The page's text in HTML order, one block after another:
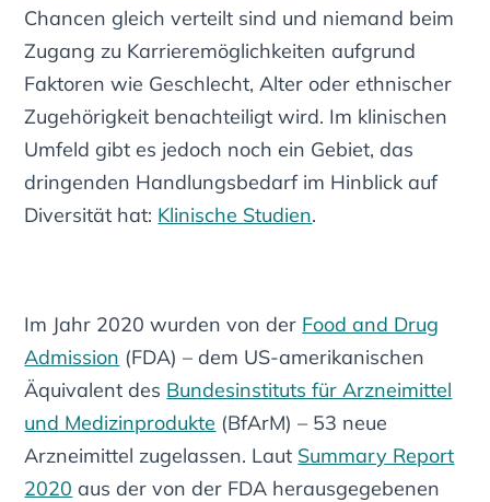
Chancen gleich verteilt sind und niemand beim
Zugang zu Karrieremöglichkeiten aufgrund
Faktoren wie Geschlecht, Alter oder ethnischer
Zugehörigkeit benachteiligt wird. Im klinischen
Umfeld gibt es jedoch noch ein Gebiet, das
dringenden Handlungsbedarf im Hinblick auf
Diversität hat: Klinische Studien.
Im Jahr 2020 wurden von der Food and Drug
Admission (FDA) – dem US-amerikanischen
Äquivalent des Bundesinstituts für Arzneimittel
und Medizinprodukte (BfArM) – 53 neue
Arzneimittel zugelassen. Laut Summary Report
2020 aus der von der FDA herausgegebenen